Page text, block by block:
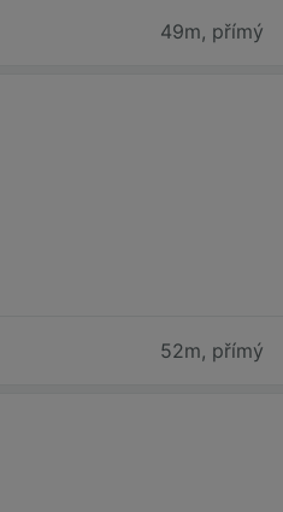
49m, přímý
52m, přímý